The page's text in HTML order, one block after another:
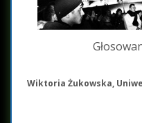
Wiktoria Żukowska,